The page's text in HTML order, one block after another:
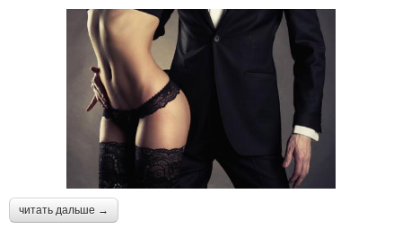
читать дальше →